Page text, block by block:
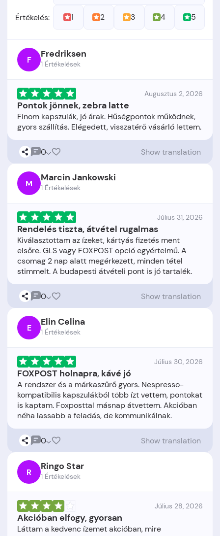
Értékelés: 1 2 3 4 5
F Fredriksen
1 Értékelések
Augusztus 2, 2026
Pontok jönnek, zebra latte
Finom kapszulák, jó árak. Hűségpontok működnek,
0 Show translation
M Marcin Jankowski
1 Értékelések
Július 31, 2026
Rendelés tiszta, átvétel rugalmas
Kiválasztottam az ízeket, kártyás fizetés ment
elsőre. GLS vagy FOXPOST opció egyértelmű. A
csomag 2 nap alatt megérkezett, minden tétel
0 Show translation
E Elin Celina
1 Értékelések
Július 30, 2026
FOXPOST holnapra, kávé jó
A rendszer és a márkaszűrő gyors. Nespresso-
kompatibilis kapszulákból több ízt vettem, pontokat
is kaptam. Foxposttal másnap átvettem. Akcióban
0 Show translation
R Ringo Star
1 Értékelések
Július 28, 2026
Akcióban elfogy, gyorsan
Láttam a kedvenc ízemet akcióban, mire